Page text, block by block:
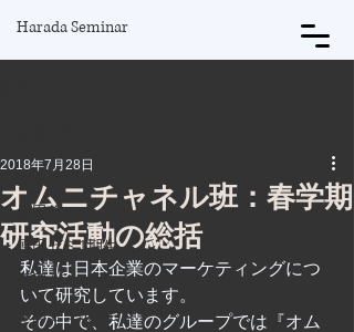
Harada Seminar
記事一覧
原田将
原田ゼミ1期生
原田ゼミ2期生
原田ゼミ3期生
オムニチャネル班：春学期
研究活動の総括
2018年7月28日
私達は日本企業のマーケティングにつ
いて研究しています。
その中で、私達のグループでは『オム